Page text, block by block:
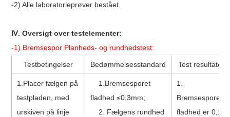
-2) Alle laboratorieprøver bestået.
Ⅳ. Oversigt over testelementer:
-1) Bremsespor Planheds- og rundhedstest:
Testbetingelser Bedømmelsesstandard Test resultater
1.Placer fælgen på
testpladen, med
urskiven på linje
1.Bremsesporet
fladhed ≤0,3mm;
2. Fælgens rundhed
1.
Bremsesporets
fladhed er 0,11